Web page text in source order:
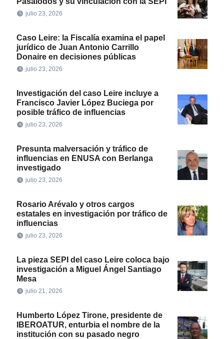
julio 23, 2026
Caso Leire: la Fiscalía examina el papel
jurídico de Juan Antonio Carrillo
Donaire en decisiones públicas
julio 23, 2026
Investigación del caso Leire incluye a
Francisco Javier López Buciega por
posible tráfico de influencias
julio 23, 2026
Presunta malversación y tráfico de
influencias en ENUSA con Berlanga
investigado
julio 23, 2026
Rosario Arévalo y otros cargos
estatales en investigación por tráfico de
influencias
julio 23, 2026
La pieza SEPI del caso Leire coloca bajo
investigación a Miguel Ángel Santiago
Mesa
julio 21, 2026
Humberto López Tirone, presidente de
IBEROATUR, enturbia el nombre de la
institución con su pasado negro